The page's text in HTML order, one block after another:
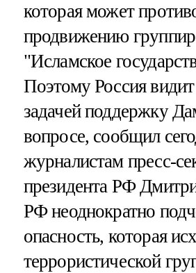
которая может
продвижению
"Исламское
Поэтому Россия
задачей поддержку
вопросе, сообщил
журналистам пресс-
президента РФ
РФ неоднократно
опасность, которая
террористической